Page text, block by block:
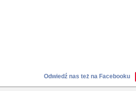
Odwiedź nas też na Facebooku